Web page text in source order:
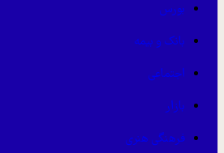
بورس
بانک و بیمه
اجتماعی
بازار
فرهنگی هنری